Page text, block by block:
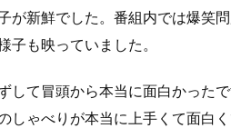
が新鮮でした。番組内では爆笑
も映っていました。
して冒頭から本当に面白かった
ゃべりが本当に上手くて面白く